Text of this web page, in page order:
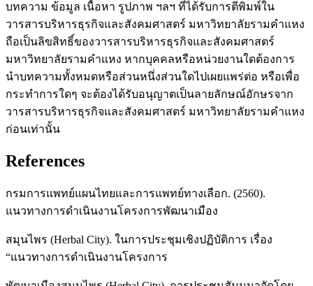
บทความ ข้อมูล เนื้อหา รูปภาพ ฯลฯ ที่ได้รับการตีพิมพ์ใน
วารสารบริหารธุรกิจและสังคมศาสตร์ มหาวิทยาลัยรามคำแหง
ถือเป็นลิขสิทธิ์ของวารสารบริหารธุรกิจและสังคมศาสตร์
มหาวิทยาลัยรามคำแหง หากบุคคลหรือหน่วยงานใดต้องการ
นำบทความทั้งหมดหรือส่วนหนึ่งส่วนใดไปเผยแพร่ต่อ หรือเพื่อ
กระทำการใดๆ จะต้องได้รับอนุญาตเป็นลายลักษณ์อักษรจาก
วารสารบริหารธุรกิจและสังคมศาสตร์ มหาวิทยาลัยรามคำแหง
ก่อนเท่านั้น
References
กรมการแพทย์แผนไทยและการแพทย์ทางเลือก. (2560).
แนวทางการดำเนินงานโครงการพัฒนาเมือง
สมุนไพร (Herbal City). ในการประชุมเชิงปฏิบัติการ เรื่อง
“แนวทางการดำเนินงานโครงการ